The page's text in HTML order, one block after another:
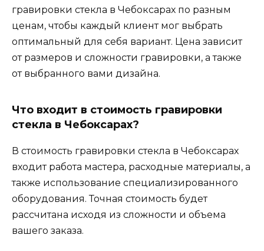
гравировки стекла в Чебоксарах по разным
ценам, чтобы каждый клиент мог выбрать
оптимальный для себя вариант. Цена зависит
от размеров и сложности гравировки, а также
от выбранного вами дизайна.
Что входит в стоимость гравировки
стекла в Чебоксарах?
В стоимость гравировки стекла в Чебоксарах
входит работа мастера, расходные материалы, а
также использование специализированного
оборудования. Точная стоимость будет
рассчитана исходя из сложности и объема
вашего заказа.